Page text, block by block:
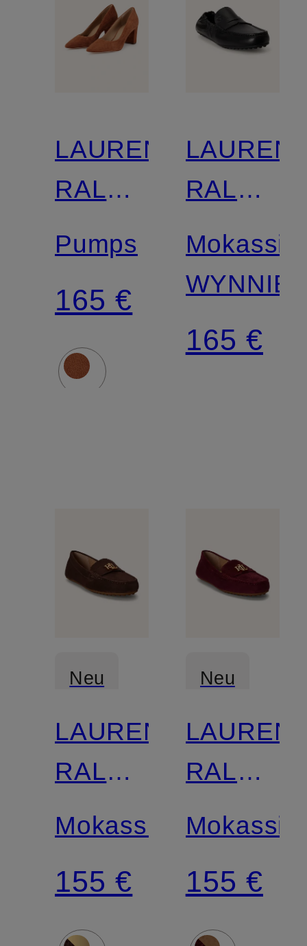
LAUREN
RALPH
LAUREN
Pumps
165 €
LAUREN
RALPH
LAUREN
WYNNIE
165 €
Neu
LAUREN
RALPH
LAUREN
Mokassins
155 €
Neu
LAUREN
RALPH
LAUREN
155 €